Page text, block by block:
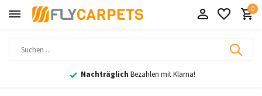
0
Nachträglich Bezahlen mit Klarna!